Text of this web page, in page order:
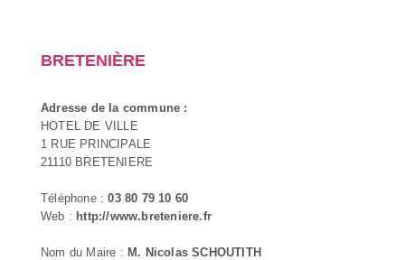
BRETENIÈRE
Adresse de la commune :
HOTEL DE VILLE
1 RUE PRINCIPALE
21110 BRETENIERE
Téléphone :03 80 79 10 60
Web : http://www.breteniere.fr
Nom du Maire : M. Nicolas SCHOUTITH